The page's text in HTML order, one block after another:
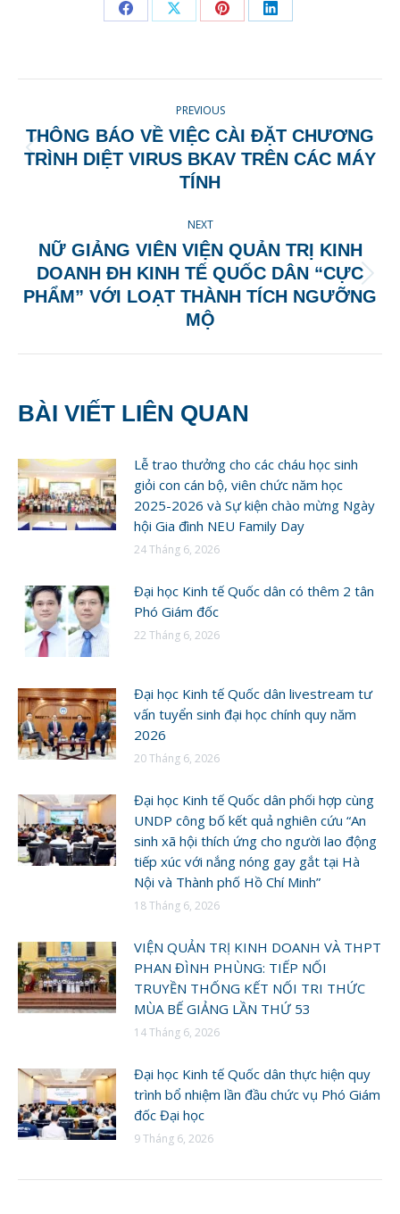
Share Share Share Share
NAVIGATION
PREVIOUS
Previous
post:
THÔNG BÁO VỀ VIỆC CÀI ĐẶT CHƯƠNG
TRÌNH DIỆT VIRUS BKAV TRÊN CÁC MÁY
TÍNH
NEXT
Next
post:
NỮ GIẢNG VIÊN VIỆN QUẢN TRỊ KINH
DOANH ĐH KINH TẾ QUỐC DÂN “CỰC
PHẨM” VỚI LOẠT THÀNH TÍCH NGƯỠNG
MỘ
BÀI VIẾT LIÊN QUAN
Lễ trao thưởng cho các cháu học sinh
giỏi con cán bộ, viên chức năm học
2025-2026 và Sự kiện chào mừng Ngày
hội Gia đình NEU Family Day
24 Tháng 6, 2026
Đại học Kinh tế Quốc dân có thêm 2 tân
Phó Giám đốc
22 Tháng 6, 2026
Đại học Kinh tế Quốc dân livestream tư
vấn tuyển sinh đại học chính quy năm
2026
20 Tháng 6, 2026
Đại học Kinh tế Quốc dân phối hợp cùng
UNDP công bố kết quả nghiên cứu “An
sinh xã hội thích ứng cho người lao động
tiếp xúc với nắng nóng gay gắt tại Hà
Nội và Thành phố Hồ Chí Minh”
18 Tháng 6, 2026
VIỆN QUẢN TRỊ KINH DOANH VÀ THPT
PHAN ĐÌNH PHÙNG: TIẾP NỐI
TRUYỀN THỐNG KẾT NỐI TRI THỨC
MÙA BẾ GIẢNG LẦN THỨ 53
14 Tháng 6, 2026
Đại học Kinh tế Quốc dân thực hiện quy
trình bổ nhiệm lần đầu chức vụ Phó Giám
đốc Đại học
9 Tháng 6, 2026